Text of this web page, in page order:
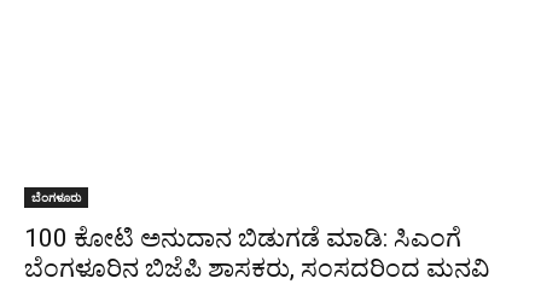
ಬೆಂಗಳೂರು
100 ಕೋಟಿ ಅನುದಾನ ಬಿಡುಗಡೆ ಮಾಡಿ: ಸಿಎಂಗೆ
ಬೆಂಗಳೂರಿನ ಬಿಜೆಪಿ ಶಾಸಕರು, ಸಂಸದರಿಂದ ಮನವಿ